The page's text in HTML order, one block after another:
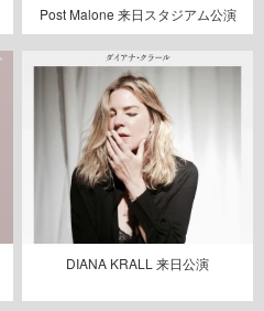
Post Malone 来日スタジアム公演
DIANA KRALL 来日公演